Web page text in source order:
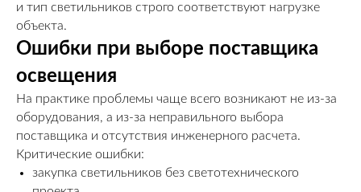
и тип светильников строго соответствуют нагрузке
объекта.
Ошибки при выборе поставщика
освещения
На практике проблемы чаще всего возникают не из-за
оборудования, а из-за неправильного выбора
поставщика и отсутствия инженерного расчета.
Критические ошибки:
закупка светильников без светотехнического